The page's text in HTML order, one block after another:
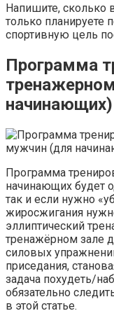
Напишите, сколько
только планируете
спортивную цель
Программа
начинающих)
Программа
начинающих будет
так и если нужно
жиросжигания
эллиптический
тренажёрном зале
силовых
приседания,
задача похудеть/
обязательно
в этой статье.